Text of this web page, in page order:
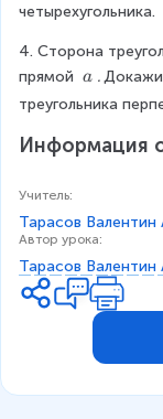
четырехугольника.
4. Сторона
прямой \
\
a .
треугольника
Информация
Учитель:
Тарасов Валентин
Автор урока:
Тарасов Валентин